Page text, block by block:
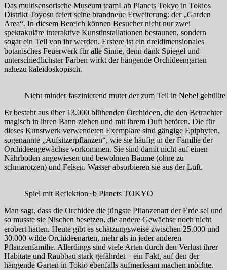
Das multisensorische Museum teamLab Planets Tokyo in Tokios
Distrikt Toyosu feiert seine brandneue Erweiterung: der „Garden
Area“. In diesem Bereich können Besucher nicht nur zwei
spektakuläre interaktive Kunstinstallationen bestaunen, sondern
sogar ein Teil von ihr werden. Erstere ist ein dreidimensionales
botanisches Feuerwerk für alle Sinne, denn dank Spiegel und
unterschiedlichster Farben wirkt der hängende Orchideengarten
nahezu kaleidoskopisch.
Nicht minder faszinierend mutet der zum Teil in Nebel
Er besteht aus über 13.000 blühenden Orchideen, die den Betrachter
magisch in ihren Bann ziehen und mit ihrem Duft betören. Die für
dieses Kunstwerk verwendeten Exemplare sind gängige Epiphyten,
sogenannte „Aufsitzerpflanzen“, wie sie häufig in der Familie der
Orchideengewächse vorkommen. Sie sind damit nicht auf einen
Nährboden angewiesen und bewohnen Bäume (ohne zu
schmarotzen) und Felsen. Wasser absorbieren sie aus der Luft.
Spiel mit Reflektion~b Planets TOKYO
Man sagt, dass die Orchidee die jüngste Pflanzenart der Erde sei und
so musste sie Nischen besetzen, die andere Gewächse noch nicht
erobert hatten. Heute gibt es schätzungsweise zwischen 25.000 und
30.000 wilde Orchideenarten, mehr als in jeder anderen
Pflanzenfamilie. Allerdings sind viele Arten durch den Verlust ihrer
Habitate und Raubbau stark gefährdet – ein Fakt, auf den der
hängende Garten in Tokio ebenfalls aufmerksam machen möchte.